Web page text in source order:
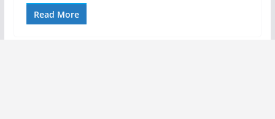
Read More